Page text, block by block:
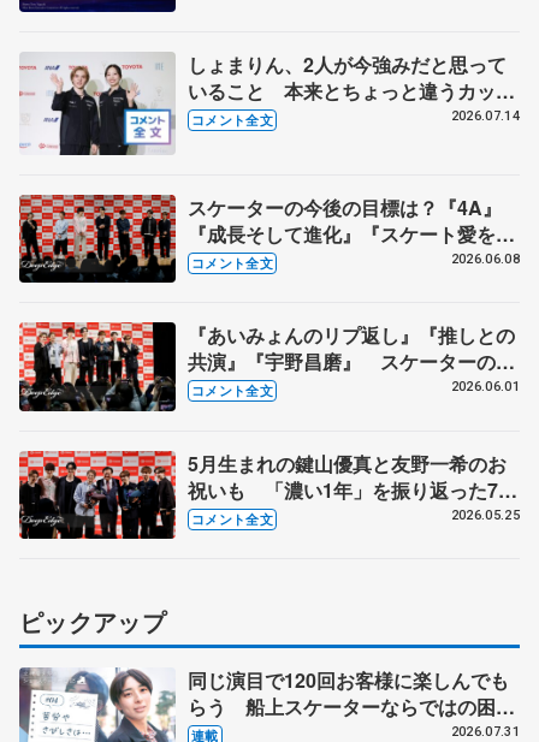
しょまりん、2人が今強みだと思って
いること 本来とちょっと違うカップ
ルの体格差をポジティブに 【本田真
コメント全文 2026.07.14
スケーターの今後の目標は？『4A』
『成長そして進化』『スケート愛を深
める』 真剣勝負のゲームコーナーも
コメント全文 2026.06.08
『あいみょんのリプ返し』『推しとの
共演』『宇野昌磨』 スケーターの三
大ニュースは？【コラントッテ・トー
コメント全文 2026.06.01
5月生まれの鍵山優真と友野一希のお
祝いも 「濃い1年」を振り返った7人
【コラントッテ・トークイベント②】
コメント全文 2026.05.25
ピックアップ
同じ演目で120回お客様に楽しんでも
らう 船上スケーターならではの困難
とは 影響あったPIW前キャプテン松
連載 2026.07.31